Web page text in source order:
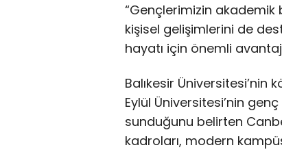
“Gençlerimizin akademik
kişisel gelişimlerini de
hayatı için önemli
Balıkesir Üniversitesi’nin
Eylül Üniversitesi’nin
sunduğunu belirten
kadroları, modern